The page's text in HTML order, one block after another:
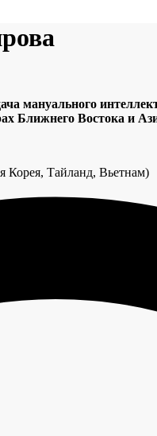
мануального
Ближнего Востока и